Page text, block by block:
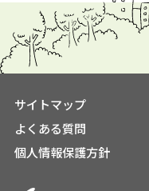
サイトマップ
よくある質問
個人情報保護方針